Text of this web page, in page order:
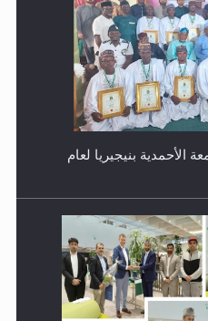
الأحمدية بنيجيريا لعام